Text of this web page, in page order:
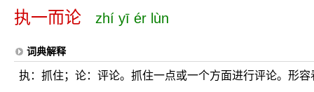
执一而论 zhí yī ér lùn
词典解释
执：抓住；论：评论。抓住一点或一个方面进行评论。形容